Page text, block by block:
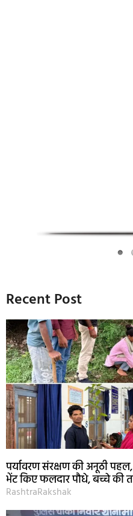
Recent Post
पर्यावरण संरक्षण की अनूठी
भेंट किए फलदार पौधे, बच्चे की
RashtraRakshak